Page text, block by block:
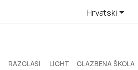
Hrvatski
RAZGLASI LIGHT GLAZBENA ŠKOLA